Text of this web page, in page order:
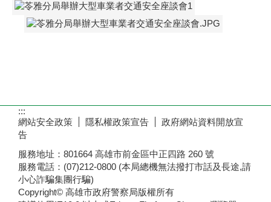
:::
網站安全政策
隱私權政策宣告
政府網站資料開放宣
告
服務地址：801664 高雄市前金區中正四路 260 號
服務電話：(07)212-0800 (本局總機無法撥打市話及長途,請
小心詐騙集團行騙)
Copyright© 高雄市政府警察局版權所有